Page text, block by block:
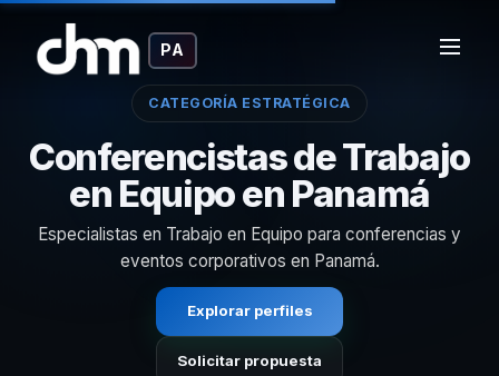
PA
CATEGORÍA ESTRATÉGICA
Conferencistas de Trabajo
en Equipo en Panamá
Especialistas en Trabajo en Equipo para conferencias y
eventos corporativos en Panamá.
Explorar perfiles
Solicitar propuesta